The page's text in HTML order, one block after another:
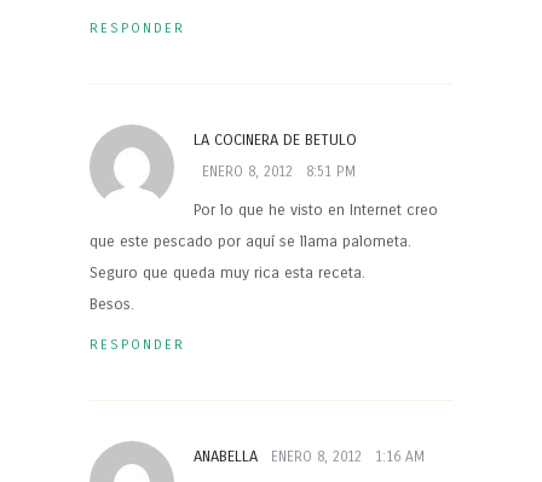
RESPONDER
LA COCINERA DE BETULO
ENERO 8, 2012 8:51 PM
Por lo que he visto en Internet creo
que este pescado por aquí se llama palometa.
Seguro que queda muy rica esta receta.
Besos.
RESPONDER
ANABELLA ENERO 8, 2012 1:16 AM